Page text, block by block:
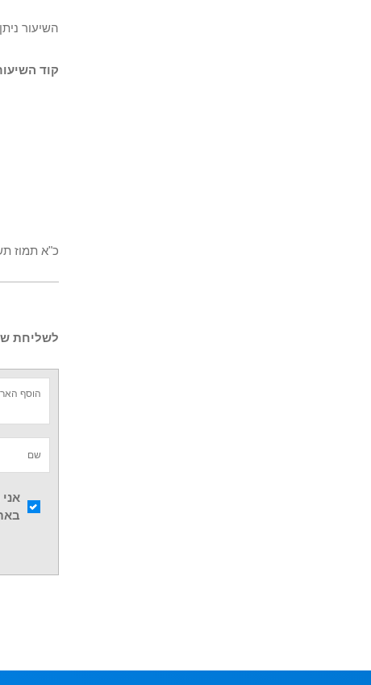
השיעור
קוד
כ"א תמוז
לשליחת